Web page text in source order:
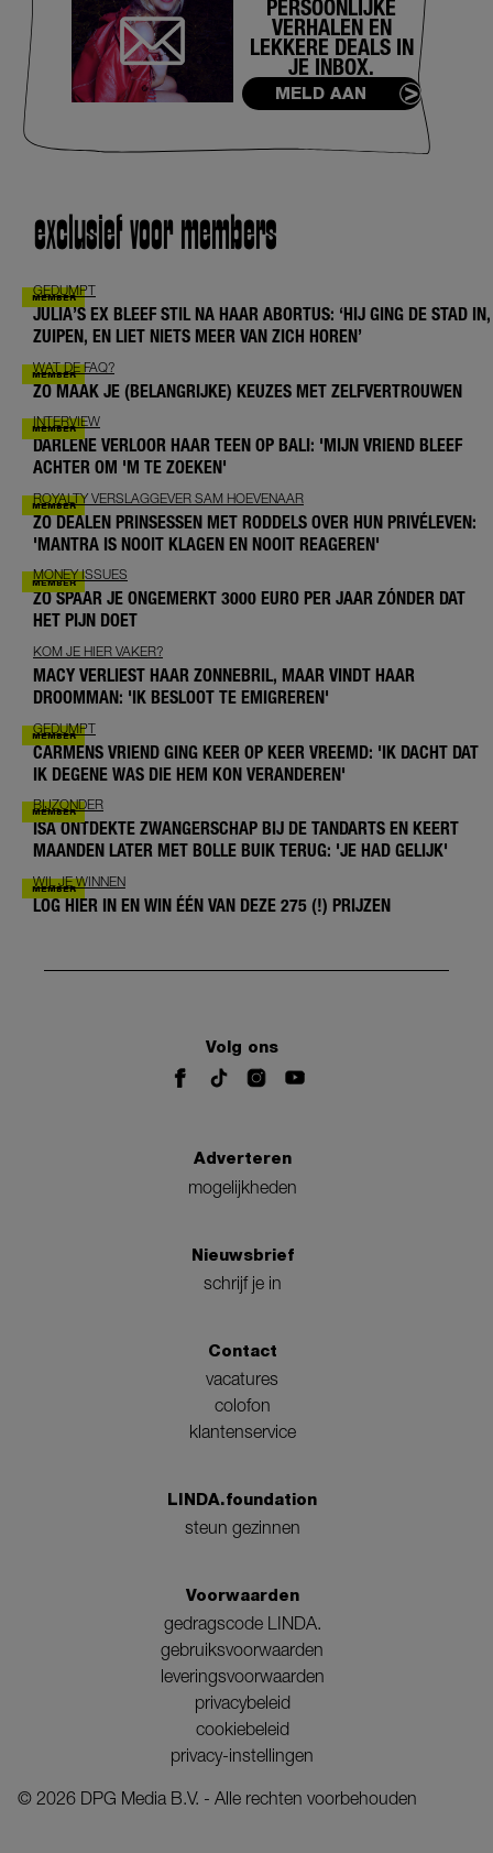
PERSOONLIJKE
VERHALEN EN
LEKKERE DEALS IN
JE INBOX.
MELD AAN
exclusief voor members
GEDUMPT
JULIA’S EX BLEEF STIL NA HAAR ABORTUS: ‘HIJ GING DE STAD IN,
ZUIPEN, EN LIET NIETS MEER VAN ZICH HOREN’
WAT DE FAQ?
ZO MAAK JE (BELANGRIJKE) KEUZES MET ZELFVERTROUWEN
INTERVIEW
DARLENE VERLOOR HAAR TEEN OP BALI: 'MIJN VRIEND BLEEF
ACHTER OM 'M TE ZOEKEN'
ROYALTY VERSLAGGEVER SAM HOEVENAAR
ZO DEALEN PRINSESSEN MET RODDELS OVER HUN PRIVÉLEVEN:
'MANTRA IS NOOIT KLAGEN EN NOOIT REAGEREN'
MONEY ISSUES
ZO SPAAR JE ONGEMERKT 3000 EURO PER JAAR ZÓNDER DAT
HET PIJN DOET
KOM JE HIER VAKER?
MACY VERLIEST HAAR ZONNEBRIL, MAAR VINDT HAAR
DROOMMAN: 'IK BESLOOT TE EMIGREREN'
GEDUMPT
CARMENS VRIEND GING KEER OP KEER VREEMD: 'IK DACHT DAT
IK DEGENE WAS DIE HEM KON VERANDEREN'
BIJZONDER
ISA ONTDEKTE ZWANGERSCHAP BIJ DE TANDARTS EN KEERT
MAANDEN LATER MET BOLLE BUIK TERUG: 'JE HAD GELIJK'
WIL JE WINNEN
LOG HIER IN EN WIN ÉÉN VAN DEZE 275 (!) PRIJZEN
Volg ons
Adverteren
mogelijkheden
Nieuwsbrief
schrijf je in
Contact
vacatures
colofon
klantenservice
LINDA.foundation
steun gezinnen
Voorwaarden
gedragscode LINDA.
gebruiksvoorwaarden
leveringsvoorwaarden
privacybeleid
cookiebeleid
privacy-instellingen
© 2026 DPG Media B.V. - Alle rechten voorbehouden